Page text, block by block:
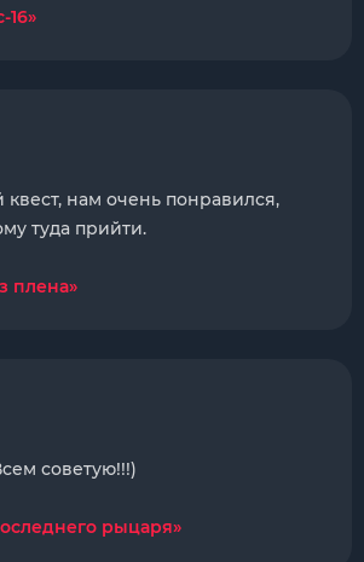
16»
нам очень понравился,
туда прийти.
плена»
советую!!!)
рыцаря»